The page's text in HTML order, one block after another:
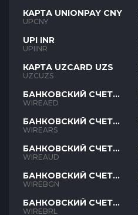
КАРТА UNIONPAY CNY
UPCNY
UPI INR
UPIINR
КАРТА UZCARD UZS
UZCUZS
БАНКОВСКИЙ СЧЕТ
AED
WIREAED
БАНКОВСКИЙ СЧЕТ
ARS
WIREARS
БАНКОВСКИЙ СЧЕТ
AUD
WIREAUD
БАНКОВСКИЙ СЧЕТ
BGN
WIREBGN
БАНКОВСКИЙ СЧЕТ
BRL
WIREBRL